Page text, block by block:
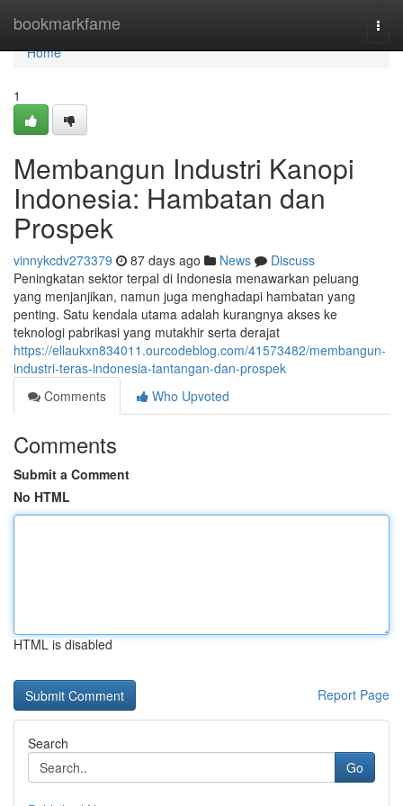
bookmarkfame
Home
Home
1
Membangun Industri Kanopi
Indonesia: Hambatan dan
Prospek
vinnykcdv273379 87 days ago News
Discuss
Peningkatan sektor terpal di Indonesia menawarkan peluang
yang menjanjikan, namun juga menghadapi hambatan yang
penting. Satu kendala utama adalah kurangnya akses ke
teknologi pabrikasi yang mutakhir serta derajat
https://ellaukxn834011.ourcodeblog.com/41573482/membangun-
industri-teras-indonesia-tantangan-dan-prospek
Comments
Who Upvoted
Comments
Submit a Comment
No HTML
HTML is disabled
Report Page
Search
Go